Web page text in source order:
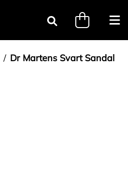
Sök
Dr Martens Svart Sandal